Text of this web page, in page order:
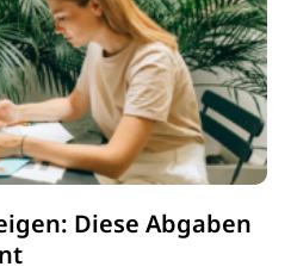
Diese Abgaben